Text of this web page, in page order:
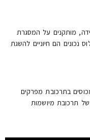
מותקנים על המסגרת
נכונים הם חיוניים להשגת
בתרכובת מפרקים
תרכובת מיושמות